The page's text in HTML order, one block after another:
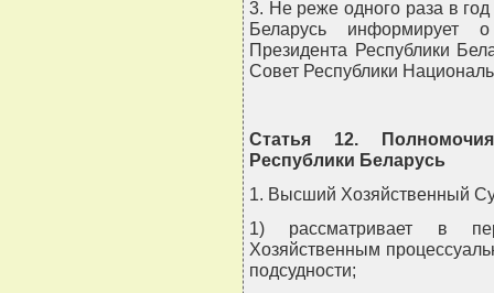
3. Не реже одного раза в
Беларусь информирует о
Президента Республики
Совет Республики
Статья 12.
Республики Беларусь
1. Высший Хозяйственный
1) рассматривает в
Хозяйственным
подсудности;